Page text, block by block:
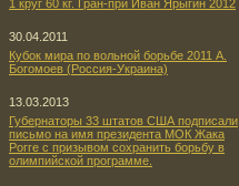
1 круг 60 кг. Гран-при Иван Ярыгин 2012
30.04.2011
Кубок мира по вольной борьбе 2011 А.
Богомоев (Россия-Украина)
13.03.2013
Губернаторы 33 штатов США подписали
письмо на имя президента МОК Жака
Рогге с призывом сохранить борьбу в
олимпийской программе.